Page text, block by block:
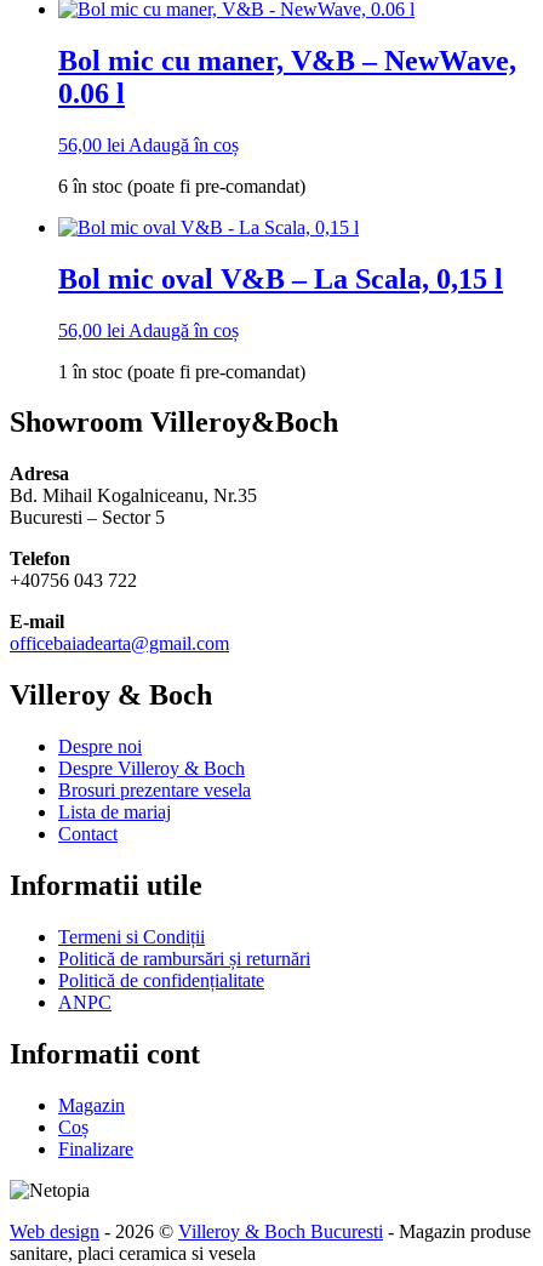
Bol mic cu maner, V&B – NewWave,
0.06 l
56,00 lei Adaugă în coș
6 în stoc (poate fi pre-comandat)
Bol mic oval V&B – La Scala, 0,15 l
56,00 lei Adaugă în coș
1 în stoc (poate fi pre-comandat)
Showroom Villeroy&Boch
Adresa
Bd. Mihail Kogalniceanu, Nr.35
Bucuresti – Sector 5
Telefon
+40756 043 722
E-mail
officebaiadearta@gmail.com
Villeroy & Boch
Despre noi
Despre Villeroy & Boch
Brosuri prezentare vesela
Lista de mariaj
Contact
Informatii utile
Termeni si Condiții
Politică de rambursări și returnări
Politică de confidențialitate
ANPC
Informatii cont
Magazin
Coș
Finalizare
Web design - 2026 © Villeroy & Boch Bucuresti - Magazin produse
sanitare, placi ceramica si vesela